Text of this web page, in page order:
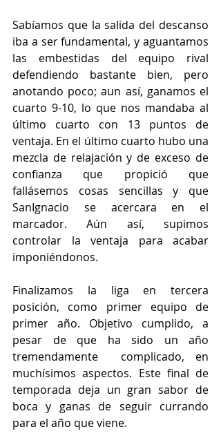
Sabíamos que la salida del descanso
iba a ser fundamental, y aguantamos
las embestidas del equipo rival
defendiendo bastante bien, pero
anotando poco; aun así, ganamos el
cuarto 9-10, lo que nos mandaba al
último cuarto con 13 puntos de
ventaja. En el último cuarto hubo una
mezcla de relajación y de exceso de
confianza que propició que
fallásemos cosas sencillas y que
SanIgnacio se acercara en el
marcador. Aún así, supimos
controlar la ventaja para acabar
imponiéndonos.
Finalizamos la liga en tercera
posición, como primer equipo de
primer año. Objetivo cumplido, a
pesar de que ha sido un año
tremendamente  complicado, en
muchísimos aspectos. Este final de
temporada deja un gran sabor de
boca y ganas de seguir currando
para el año que viene.